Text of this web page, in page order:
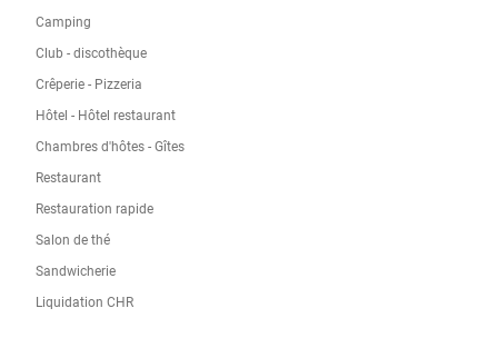
Camping
Club - discothèque
Crêperie - Pizzeria
Hôtel - Hôtel restaurant
Chambres d'hôtes - Gîtes
Restaurant
Restauration rapide
Salon de thé
Sandwicherie
Liquidation CHR